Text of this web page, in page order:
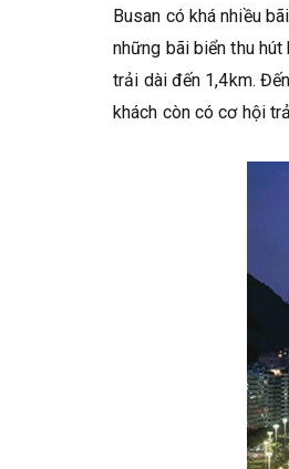
Busan có khá nhiều
những bãi biển thu
trải dài đến 1,4km.
khách còn có cơ hội